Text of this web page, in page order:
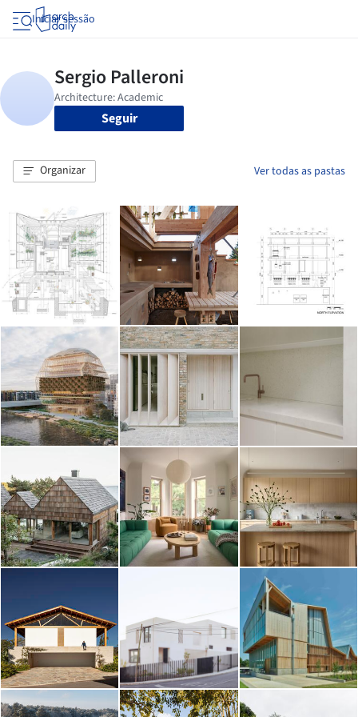
Iniciar sessão
Seguir
Organizar Ver todas as pastas